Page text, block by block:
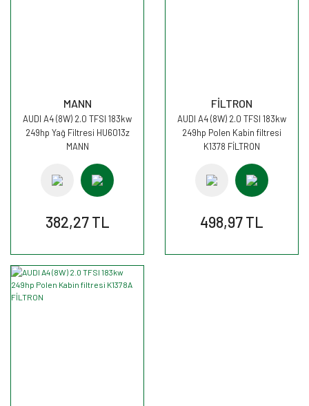
MANN
AUDI A4 (8W) 2.0 TFSI 183kw
249hp Yağ Filtresi HU6013z
MANN
382,27 TL
FİLTRON
AUDI A4 (8W) 2.0 TFSI 183kw
249hp Polen Kabin filtresi
K1378 FİLTRON
498,97 TL